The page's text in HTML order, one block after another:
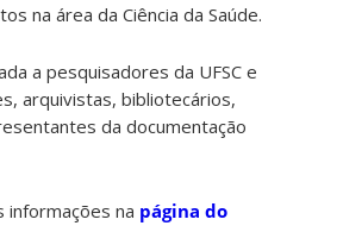
na área da Ciência da Saúde.
a pesquisadores da UFSC e
arquivistas, bibliotecários,
da documentação
informações na página do